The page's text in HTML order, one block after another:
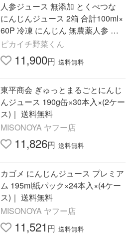
人参ジュース 無添加 とくべつな
にんじんジュース 2箱 合計100ml×
60P 冷凍 にんじん 無農薬人参 ス
トレート 野菜ジュース 無塩
ピカイチ野菜くん
11,900円 送料無料
東平商会 ぎゅっとまるごとにんじ
んジュース 190g缶×30本入×(2ケー
ス)｜ 送料無料
MISONOYA ヤフー店
11,826円 送料無料
カゴメ にんじんジュース プレミア
ム 195ml紙パック×24本入×(4ケー
ス)｜ 送料無料
MISONOYA ヤフー店
11,521 円 送料無料